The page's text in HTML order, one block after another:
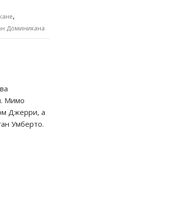
,
Доминикана
Мимо
Джерри, а
Умберто.